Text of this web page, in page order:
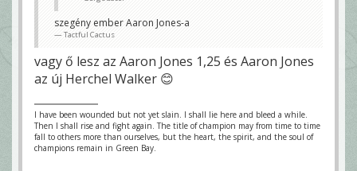
szegény ember Aaron Jones-a
Tactful Cactus
vagy ő lesz az Aaron Jones 1,25 és Aaron Jones
az új Herchel Walker 😊
I have been wounded but not yet slain. I shall lie here and bleed a while.
Then I shall rise and fight again. The title of champion may from time to time
fall to others more than ourselves, but the heart, the spirit, and the soul of
champions remain in Green Bay.